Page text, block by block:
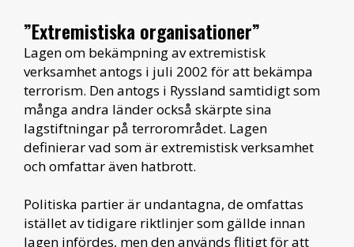
”Extremistiska organisationer”
Lagen om bekämpning av extremistisk
verksamhet antogs i juli 2002 för att bekämpa
terrorism. Den antogs i Ryssland samtidigt som
många andra länder också skärpte sina
lagstiftningar på terrorområdet. Lagen
definierar vad som är extremistisk verksamhet
och omfattar även hatbrott.
Politiska partier är undantagna, de omfattas
istället av tidigare riktlinjer som gällde innan
lagen infördes, men den används flitigt för att